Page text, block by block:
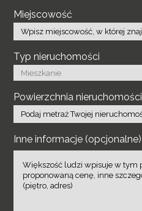
Miejscowość
Typ nieruchomości
Powierzchnia nieruchomości
Inne informacje (opcjonalne)